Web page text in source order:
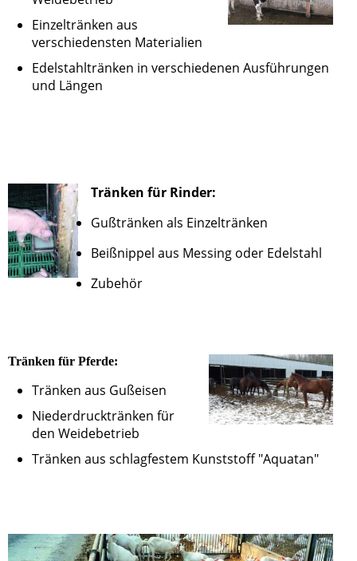
Einzeltränken aus
verschiedensten Materialien
Edelstahltränken in verschiedenen Ausführungen
und Längen
Tränken für Rinder:
Gußtränken als Einzeltränken
Beißnippel aus Messing oder Edelstahl
Zubehör
Tränken für Pferde:
Tränken aus Gußeisen
Niederdrucktränken für
den Weidebetrieb
Tränken aus schlagfestem Kunststoff "Aquatan"